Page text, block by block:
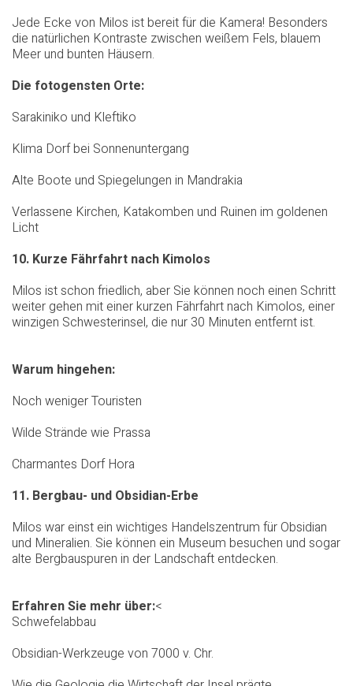
Jede Ecke von Milos ist bereit für die Kamera! Besonders
die natürlichen Kontraste zwischen weißem Fels, blauem
Meer und bunten Häusern.
Die fotogensten Orte:
Sarakiniko und Kleftiko
Klima Dorf bei Sonnenuntergang
Alte Boote und Spiegelungen in Mandrakia
Verlassene Kirchen, Katakomben und Ruinen im goldenen
Licht
10. Kurze Fährfahrt nach Kimolos
Milos ist schon friedlich, aber Sie können noch einen Schritt
weiter gehen mit einer kurzen Fährfahrt nach Kimolos, einer
winzigen Schwesterinsel, die nur 30 Minuten entfernt ist.
Warum hingehen:
Noch weniger Touristen
Wilde Strände wie Prassa
Charmantes Dorf Hora
11. Bergbau- und Obsidian-Erbe
Milos war einst ein wichtiges Handelszentrum für Obsidian
und Mineralien. Sie können ein Museum besuchen und sogar
alte Bergbauspuren in der Landschaft entdecken.
Erfahren Sie mehr über:<
Schwefelabbau
Obsidian-Werkzeuge von 7000 v. Chr.